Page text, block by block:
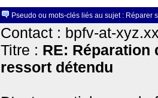
Pseudo ou mots-clés liés au sujet : Réparer
Contact : bpfv-at-
Titre : RE: Réparation
ressort détendu